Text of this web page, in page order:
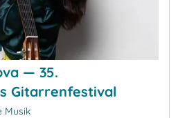
— 35.
Gitarrenfestival
Musik